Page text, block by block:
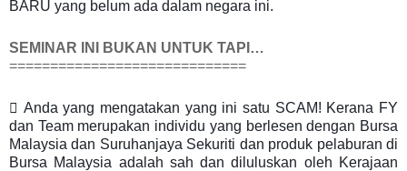
BARU yang belum ada dalam negara ini.
SEMINAR INI BUKAN UNTUK TAPI…
=============================
 Anda yang mengatakan yang ini satu SCAM! Kerana FY
dan Team merupakan individu yang berlesen dengan Bursa
Malaysia dan Suruhanjaya Sekuriti dan produk pelaburan di
Bursa Malaysia adalah sah dan diluluskan oleh Kerajaan